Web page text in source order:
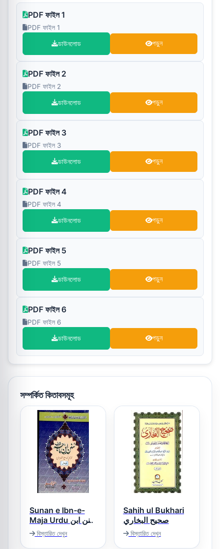
PDF ফাইল 1
PDF ফাইল 1
ডাউনলোড পড়ুন
PDF ফাইল 2
PDF ফাইল 2
ডাউনলোড পড়ুন
PDF ফাইল 3
PDF ফাইল 3
ডাউনলোড পড়ুন
PDF ফাইল 4
PDF ফাইল 4
ডাউনলোড পড়ুন
PDF ফাইল 5
PDF ফাইল 5
ডাউনলোড পড়ুন
PDF ফাইল 6
PDF ফাইল 6
ডাউনলোড পড়ুন
সম্পর্কিত কিতাবসমূহ
Sunan e Ibn-e-
Maja Urdu سنن ابن
ماجہ اردو
বিস্তারিত দেখুন
Sahih ul Bukhari
صحيح البخاري
বিস্তারিত দেখুন